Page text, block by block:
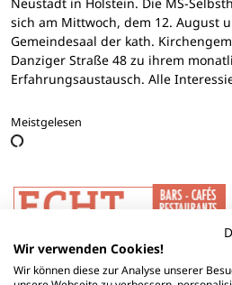
sich am Mittwoch, dem 12. August
Gemeindesaal der kath.
Danziger Straße 48 zu ihrem
Erfahrungsaustausch. Alle
Meistgelesen
Wir verwenden Cookies!
Wir können diese zur Analyse unserer